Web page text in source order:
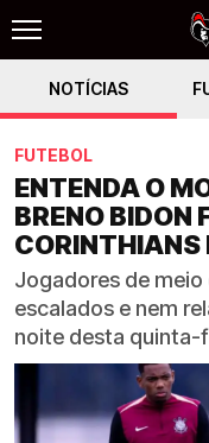
NOTÍCIAS
FUTEBOL
ENTENDA O
BRENO BIDON
CORINTHIANS
Jogadores de
escalados e nem
noite desta quinta-